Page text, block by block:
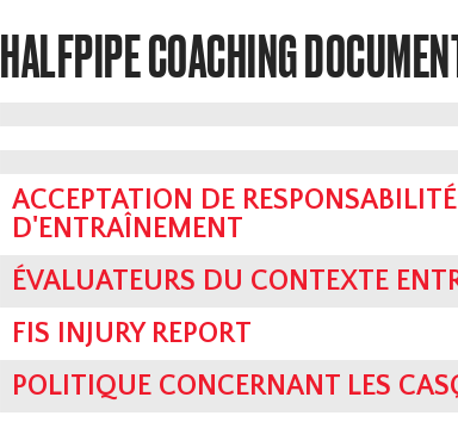
HALFPIPE COACHING
ACCEPTATION DE
D'ENTRAÎNEMENT
ÉVALUATEURS DU CONTEXTE
FIS INJURY REPORT
POLITIQUE CONCERNANT LES